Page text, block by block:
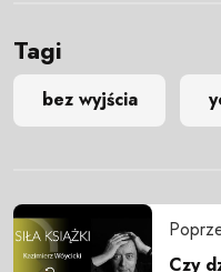
Tagi
bez wyjścia
Czy